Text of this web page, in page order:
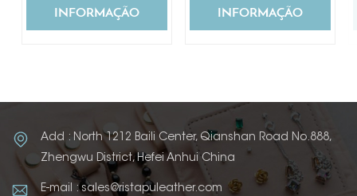
INFORMAÇÃO INFORMAÇÃO
Add : North 1212 Baili Center, Qianshan Road No.888,
Zhengwu District, Hefei Anhui China
E-mail : sales@ristapuleather.com